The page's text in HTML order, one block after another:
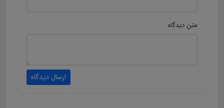
متن دیدگاه
ارسال دیدگاه